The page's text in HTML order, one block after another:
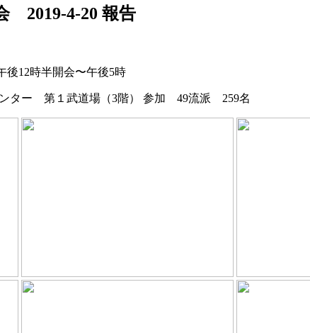
2019-4-20 報告
12時半開会〜午後5時
ター 第１武道場（3階） 参加 49流派 259名